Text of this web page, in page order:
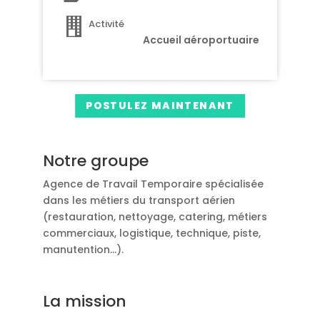
Activité
Accueil aéroportuaire
POSTULEZ MAINTENANT
Notre groupe
Agence de Travail Temporaire spécialisée
dans les métiers du transport aérien
(restauration, nettoyage, catering, métiers
commerciaux, logistique, technique, piste,
manutention...).
La mission